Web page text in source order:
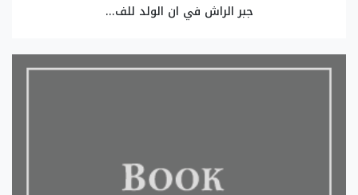
جبر الراش في ان الولد للف...